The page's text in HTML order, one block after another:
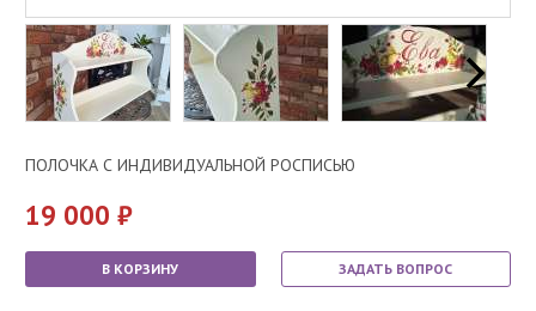
ПОЛОЧКА С ИНДИВИДУАЛЬНОЙ РОСПИСЬЮ
19 000
В КОРЗИНУ ЗАДАТЬ ВОПРОС